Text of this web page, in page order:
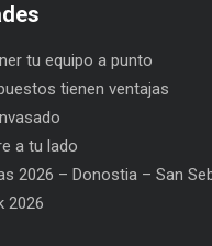
tu equipo a punto
tienen ventajas
a tu lado
2026 – Donostia – San
2026